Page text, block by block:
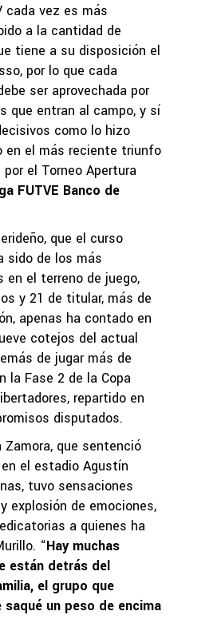
cada vez es más
a la cantidad de
tiene a su disposición el
por lo que cada
ser aprovechada por
que entran al campo, y sí
como lo hizo
en el más reciente triunfo
por el Torneo Apertura
FUTVE Banco de
que el curso
sido de los más
en el terreno de juego,
y 21 de titular, más de
apenas ha contado en
cotejos del actual
de jugar más de
la Fase 2 de la Copa
repartido en
disputados.
Zamora, que sentenció
el estadio Agustín
tuvo sensaciones
explosión de emociones,
a quienes ha
“Hay muchas
están detrás del
el grupo que
saqué un peso de encima